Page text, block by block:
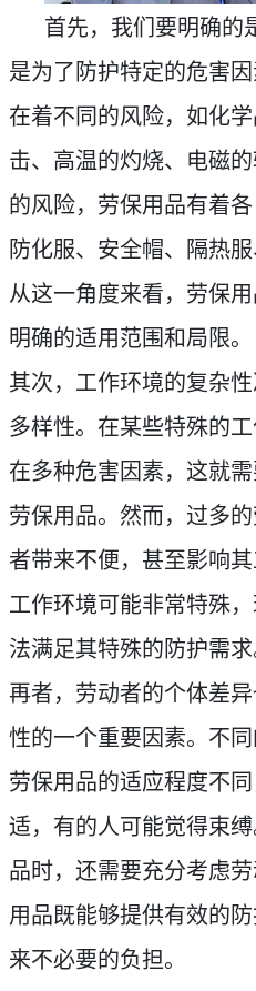
首先，我们要明确的
是为了防护特定的危害
在着不同的风险，如化
击、高温的灼烧、电磁
的风险，劳保用品有着
防化服、安全帽、隔热
从这一角度来看，劳保
明确的适用范围和局限。
其次，工作环境的复杂
多样性。在某些特殊的
在多种危害因素，这就
劳保用品。然而，过多
者带来不便，甚至影响
工作环境可能非常特殊
法满足其特殊的防护需求
再者，劳动者的个体差
性的一个重要因素。不
劳保用品的适应程度不
适，有的人可能觉得束
品时，还需要充分考虑
用品既能够提供有效的
来不必要的负担。